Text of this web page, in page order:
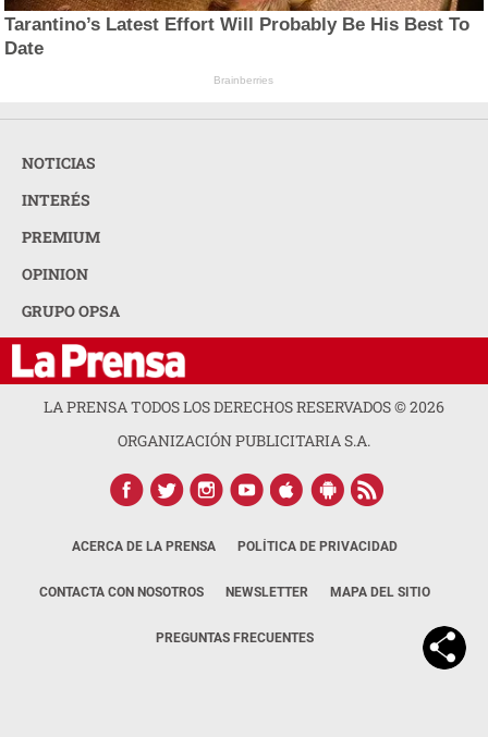
Tarantino’s Latest Effort Will Probably Be His Best To
Date
Brainberries
NOTICIAS
INTERÉS
PREMIUM
OPINION
GRUPO OPSA
LA PRENSA TODOS LOS DERECHOS RESERVADOS ©2026
ORGANIZACIÓN PUBLICITARIA S.A.
ACERCA DE LA PRENSA POLÍTICA DE PRIVACIDAD
CONTACTA CON NOSOTROS NEWSLETTER MAPA DEL SITIO
PREGUNTAS FRECUENTES